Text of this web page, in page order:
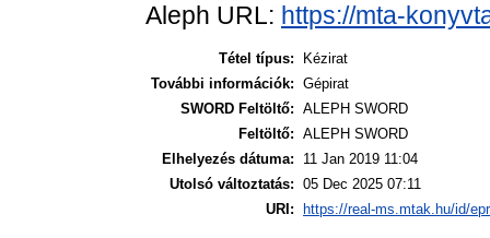
Aleph URL: https://mta-
Tétel típus:
Kézirat
További információk: Gépirat
SWORD Feltöltő: ALEPH SWORD
Feltöltő: ALEPH SWORD
Elhelyezés dátuma:
11 Jan 2019 11:04
Utolsó változtatás: 05 Dec 2025 07:11
URI:
https://real-ms.mtak.hu/id/